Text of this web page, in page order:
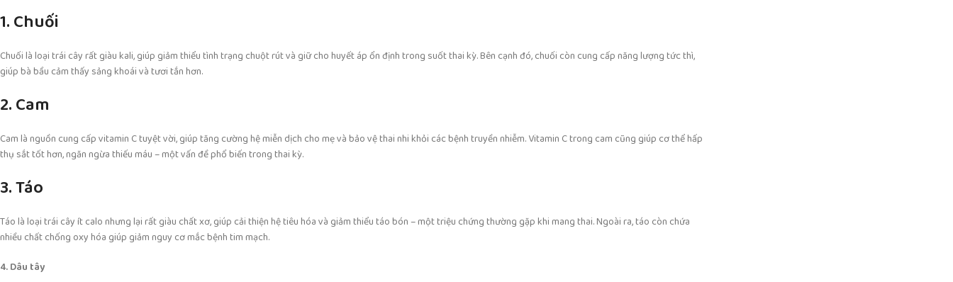
1. Chuối
Chuối là loại trái cây rất giàu kali, giúp giảm thiểu tình trạng chuột rút và giữ cho huyết áp ổn định trong suốt thai kỳ. Bên cạnh đó, chuối còn cung cấp năng lượng tức thì,
giúp bà bầu cảm thấy sảng khoái và tươi tắn hơn.
2. Cam
Cam là nguồn cung cấp vitamin C tuyệt vời, giúp tăng cường hệ miễn dịch cho mẹ và bảo vệ thai nhi khỏi các bệnh truyền nhiễm. Vitamin C trong cam cũng giúp cơ thể hấp
thụ sắt tốt hơn, ngăn ngừa thiếu máu – một vấn đề phổ biến trong thai kỳ.
3. Táo
Táo là loại trái cây ít calo nhưng lại rất giàu chất xơ, giúp cải thiện hệ tiêu hóa và giảm thiểu táo bón – một triệu chứng thường gặp khi mang thai. Ngoài ra, táo còn chứa
nhiều chất chống oxy hóa giúp giảm nguy cơ mắc bệnh tim mạch.
4. Dâu tây